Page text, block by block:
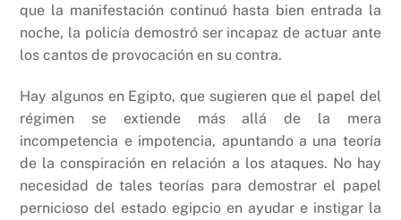
que la manifestación continuó hasta bien entrada la
noche, la policía demostró ser incapaz de actuar ante
los cantos de provocación en su contra.
Hay algunos en Egipto, que sugieren que el papel del
régimen se extiende más allá de la mera
incompetencia e impotencia, apuntando a una teoría
de la conspiración en relación a los ataques. No hay
necesidad de tales teorías para demostrar el papel
pernicioso del estado egipcio en ayudar e instigar la